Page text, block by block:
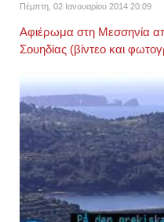
Πέμπτη, 02 Ιανουαρίου 2014 20:09
Αφιέρωμα στη Μεσσηνία
Σουηδίας (βίντεο και